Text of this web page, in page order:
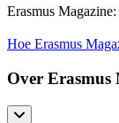
Erasmus
Hoe Erasmus
Over Erasmus